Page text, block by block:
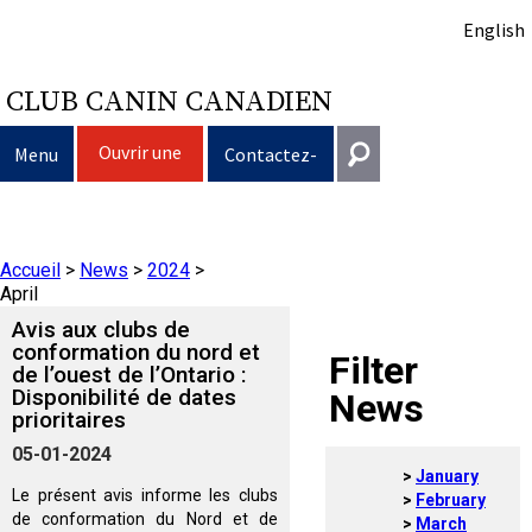
English
CLUB CANIN CANADIEN
Menu Ouvrir une Contactez-
Puppy List
Décision d’acheter un chien
Le choix d’une race
Éducation du chien
Propriété responsable
Programme Bon voisin canin du CCC
Éducation
Clubs
Création d'un club
Élevage
Général
information@ckc.ca
416-675-5511
Sans frais 1-855-364-7252
Bureau 101
Etobicoke (Ontario)
Connexion
J'ai oublié mon nom d'utilisateur
J'ai oublié mon mot de passe
Accueil > News > 2024 >
April
Filter
News
January
February
March
Avis aux clubs de
conformation du nord et
de l’ouest de l’Ontario :
Disponibilité de dates
prioritaires
05-01-2024
Le présent avis informe les clubs
de conformation du Nord et de